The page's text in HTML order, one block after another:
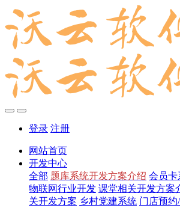
登录 注册
网站首页
开发中心
全部 题库系统开发方案介绍 会员卡
物联网行业开发 课堂相关开发方案
关开发方案 乡村党建系统 门店预